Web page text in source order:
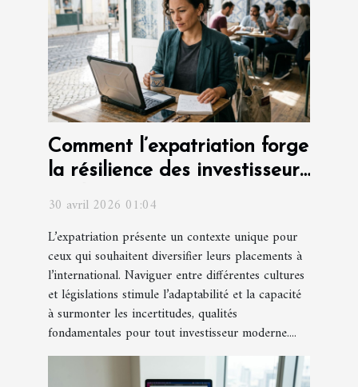
Comment l’expatriation forge
la résilience des investisseurs
30 avril 2026 01:04
L’expatriation présente un contexte unique pour
ceux qui souhaitent diversifier leurs placements à
l’international. Naviguer entre différentes cultures
et législations stimule l’adaptabilité et la capacité
à surmonter les incertitudes, qualités
fondamentales pour tout investisseur moderne....